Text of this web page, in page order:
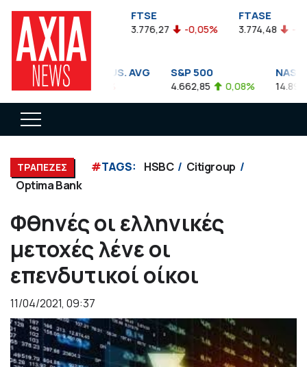
FTSEA
899,47 -0,04%
FTSE
3.776,27 -0,05%
FTASE
3.774,48 -
DOW JONES INDUS. AVG
35.911,81 -0,56%
S&P 500
4.662,85 0,08% 14.893,75
ΤΡΑΠΕΖΕΣ #TAGS: HSBC
Citigroup
Optima Bank
Φθηνές οι ελληνικές
μετοχές λένε οι
επενδυτικοί οίκοι
11/04/2021, 09:37